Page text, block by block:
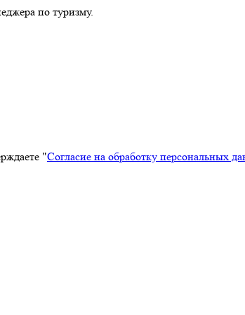
по туризму.
"Согласие на обработку персональных